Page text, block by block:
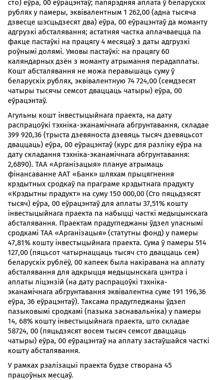
сто) еўра, 00 еўрацэнтаў; папярэдняя аплата ў беларускіх
рублях у памеры, эквівалентным 1 262,00 (адна тысяча
дзвесце шэсцьдзесят два) еўра, 00 еўрацэнтаў да моманту
адгрузкі абсталявання; астатняя частка аплачваецца па
факце пастаўкі на працягу 4 месяцаў з даты адгрузкі
роўнымі долямі. Умовы пастаўкі: на працягу 60
каляндарных дзён з моманту атрымання перадаплаты.
Кошт абсталявання не можа перавышаць суму ў
беларускіх рублях, эквівалентную 74 724,00 (семдзесят
чатыры тысячы семсот дваццаць чатыры) еўра, 00
еўрацэнтаў.
Агульны кошт інвестыцыйнага праекта, на дату
распрацоўкі тэхніка-эканамічнага абгрунтавання, складае
399 920,36 (трыста дзевяноста дзевяць тысяч дзевяцьсот
дваццаць) еўра, 00 еўрацэнтаў (курс для разліку еўра на
дату складання тэхніка-эканамічнага абгрунтавання:
2,6890). ТАА «Арганізацыя» плануе атрымаць
фінансаванне ААТ «Банк» шляхам прыцягнення
крэдытных сродкаў па праграме крэдытнага прадукту
«Крэдытны прадукт» на суму 150 000,00 (Сто пяцьдзясят
тысяч) еўра, 00 еўрацэнтаў для аплаты 37,51% кошту
інвестыцыйнага праекта па набыцці часткі медыцынскага
абсталявання. Праектам прадугледжаны ўдзел уласнымі
сродкамі ТАА «Арганізацыя» (статутны фонд) у памеры
47,81% кошту інвестыцыйнага праекта. Сума ў памеры 514
127,00 (пяцьсот чатырнаццаць тысяч сто дваццаць сем)
беларускіх рублёў, 00 капеек была накіравана на аплату
абсталявання для адкрыцця медыцынскага цэнтра і
аплаты ліцэнзій (на дату распрацоўкі тэхніка-
эканамічнага абгрунтавання эквівалентна суме 191 196,36
еўра, 36 еўрацэнтаў). Таксама прадугледжаны ўдзел
пазыковымі сродкамі (пазыка заснавальніка) у памеры
14, 68% кошту інвестыцыйнага праекта, што складае
58724, 00 (пяцьдзясят восем тысяч семсот дваццаць
чатыры) еўра, 00 еўрацэнтаў на аплату застаўшайся часткі
кошту абсталявання.
У рамках рэалізацыі праекта будзе створана 45
працоўных месцаў.